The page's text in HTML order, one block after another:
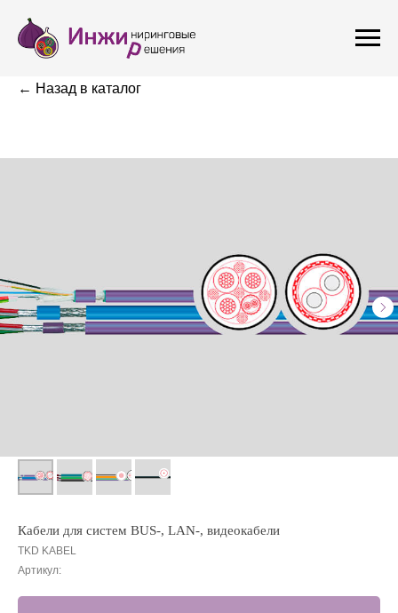
← Назад в каталог
Кабели для систем BUS-, LAN-, видеокабели
TKD KABEL
Артикул: